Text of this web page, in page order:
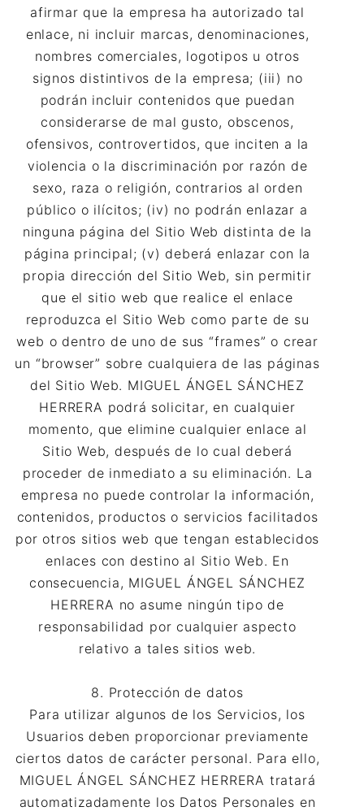
afirmar que la empresa ha autorizado tal
enlace, ni incluir marcas, denominaciones,
nombres comerciales, logotipos u otros
signos distintivos de la empresa; (iii) no
podrán incluir contenidos que puedan
considerarse de mal gusto, obscenos,
ofensivos, controvertidos, que inciten a la
violencia o la discriminación por razón de
sexo, raza o religión, contrarios al orden
público o ilícitos; (iv) no podrán enlazar a
ninguna página del Sitio Web distinta de la
página principal; (v) deberá enlazar con la
propia dirección del Sitio Web, sin permitir
que el sitio web que realice el enlace
reproduzca el Sitio Web como parte de su
web o dentro de uno de sus “frames” o crear
un “browser” sobre cualquiera de las páginas
del Sitio Web. MIGUEL ÁNGEL SÁNCHEZ
HERRERA podrá solicitar, en cualquier
momento, que elimine cualquier enlace al
Sitio Web, después de lo cual deberá
proceder de inmediato a su eliminación. La
empresa no puede controlar la información,
contenidos, productos o servicios facilitados
por otros sitios web que tengan establecidos
enlaces con destino al Sitio Web. En
consecuencia, MIGUEL ÁNGEL SÁNCHEZ
HERRERA no asume ningún tipo de
responsabilidad por cualquier aspecto
relativo a tales sitios web.
8. Protección de datos
Para utilizar algunos de los Servicios, los
Usuarios deben proporcionar previamente
ciertos datos de carácter personal. Para ello,
MIGUEL ÁNGEL SÁNCHEZ HERRERA tratará
automatizadamente los Datos Personales en